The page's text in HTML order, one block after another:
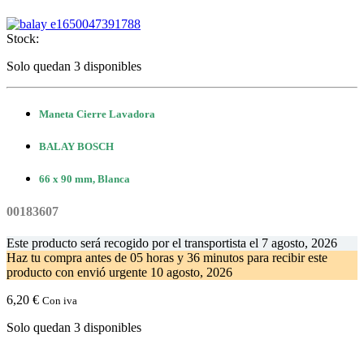
Stock:
Solo quedan 3 disponibles
Maneta Cierre Lavadora
BALAY BOSCH
66 x 90 mm, Blanca
00183607
Este producto será recogido por el transportista el 7 agosto, 2026
Haz tu compra antes de 05 horas y 36 minutos para recibir este
producto con envió urgente 10 agosto, 2026
6,20 € Con iva
Solo quedan 3 disponibles